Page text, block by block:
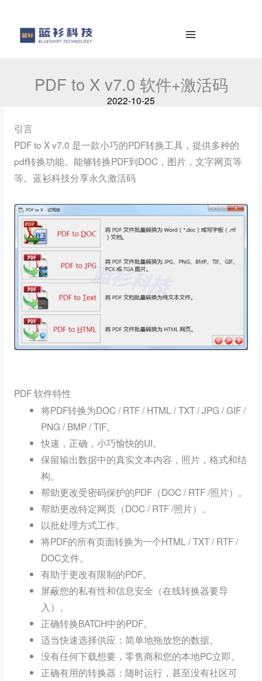
PDF to X v7.0 软件+激活码
2022-10-25
引言
PDF to X v7.0 是一款小巧的PDF转换工具，提供多种的
pdf转换功能。能够转换PDF到DOC，图片，文字网页等
等。蓝衫科技分享永久激活码
PDF软件特性
将PDF转换为DOC / RTF / HTML / TXT / JPG / GIF /
PNG / BMP / TIF。
快速，正确，小巧愉快的UI。
保留输出数据中的真实文本内容，照片，格式和结
构。
帮助更改受密码保护的PDF（DOC / RTF /照片）。
帮助更改特定网页（DOC / RTF /照片）。
以批处理方式工作。
将PDF的所有页面转换为一个HTML / TXT / RTF /
DOC文件。
有助于更改有限制的PDF。
屏蔽您的私有性和信息安全（在线转换器要导
入）。
正确转换BATCH中的PDF。
适当快速选择供应：简单地拖放您的数据。
没有任何下载想要，零售商和您的本地PC立即。
正确有用的转换器：随时运行，甚至没有社区可
h